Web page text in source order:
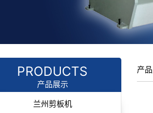
PRODUCTS
产品展示
兰州剪板机
产